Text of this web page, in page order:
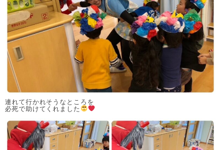
連れて行かれそうなところを
必死で助けてくれました